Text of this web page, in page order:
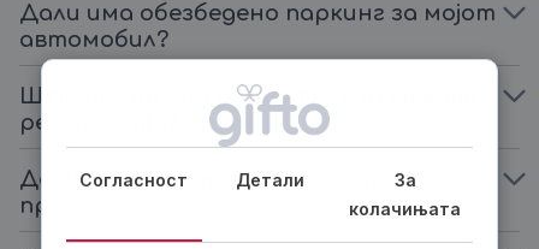
Дали има обезбедено паркинг за мојот
автомобил?
Што ако треба да ја откажам мојата
резервација?
Дали апартманите се погодни за
престој со деца?
Согласност Детали
За
колачињата